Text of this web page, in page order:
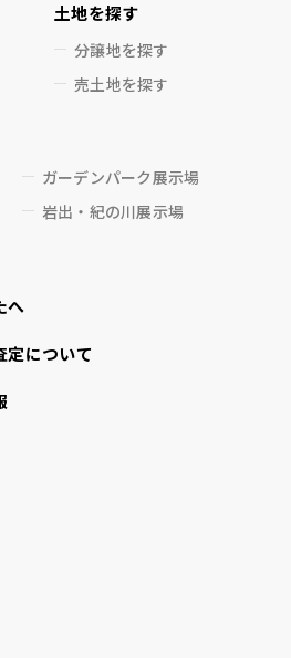
土地を探す
分譲地を探す
売土地を探す
ガーデンパーク展示場
岩出・紀の川展示場
へ
定について